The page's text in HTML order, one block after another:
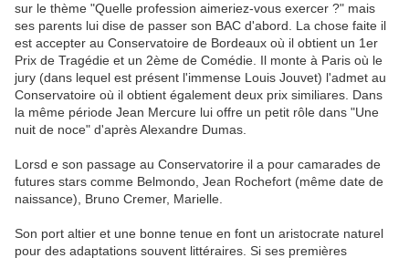
sur le thème "Quelle profession aimeriez-vous exercer ?" mais
ses parents lui dise de passer son BAC d'abord. La chose faite il
est accepter au Conservatoire de Bordeaux où il obtient un 1er
Prix de Tragédie et un 2ème de Comédie. Il monte à Paris où le
jury (dans lequel est présent l'immense Louis Jouvet) l'admet au
Conservatoire où il obtient également deux prix similiares. Dans
la même période Jean Mercure lui offre un petit rôle dans "Une
nuit de noce" d'après Alexandre Dumas.
Lorsd e son passage au Conservatorire il a pour camarades de
futures stars comme Belmondo, Jean Rochefort (même date de
naissance), Bruno Cremer, Marielle.
Son port altier et une bonne tenue en font un aristocrate naturel
pour des adaptations souvent littéraires. Si ses premières